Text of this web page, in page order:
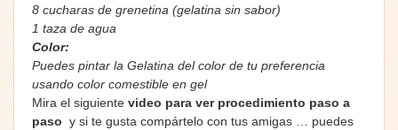
8 cucharas de grenetina (gelatina sin sabor)
1 taza de agua
Color:
Puedes pintar la Gelatina del color de tu preferencia
usando color comestible en gel
Mira el siguiente video para ver procedimiento paso a
paso y si te gusta compártelo con tus amigas … puedes